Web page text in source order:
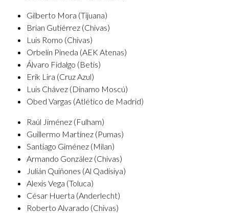
Gilberto Mora (Tijuana)
Brian Gutiérrez (Chivas)
Luis Romo (Chivas)
Orbelín Pineda (AEK Atenas)
Álvaro Fidalgo (Betis)
Erik Lira (Cruz Azul)
Luis Chávez (Dinamo Moscú)
Obed Vargas (Atlético de Madrid)
Raúl Jiménez (Fulham)
Guillermo Martínez (Pumas)
Santiago Giménez (Milan)
Armando González (Chivas)
Julián Quiñones (Al Qadisiya)
Alexis Vega (Toluca)
César Huerta (Anderlecht)
Roberto Alvarado (Chivas)